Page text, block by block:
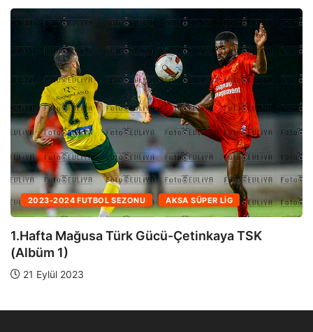
2023-2024 FUTBOL SEZONU AKSA SÜPER LIG
1.Hafta Mağusa Türk Gücü-Çetinkaya TSK
(Albüm 1)
21 Eylül 2023